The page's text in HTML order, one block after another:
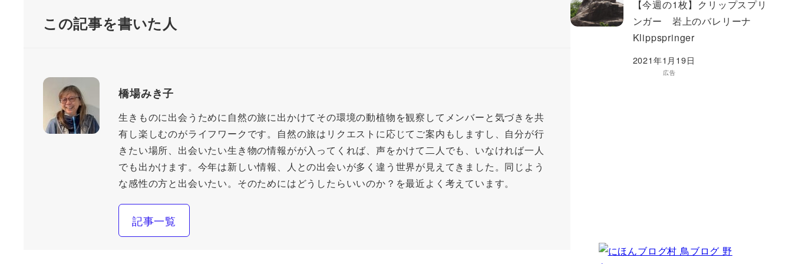
この記事を書いた人
橋場みき子
生きものに出会うために自然の旅に出かけてその環境の動植物を観察してメンバーと気づきを共
有し楽しむのがライフワークです。自然の旅はリクエストに応じてご案内もしますし、自分が行
きたい場所、出会いたい生き物の情報がが入ってくれば、声をかけて二人でも、いなければ一人
でも出かけます。今年は新しい情報、人との出会いが多く違う世界が見えてきました。同じよう
な感性の方と出会いたい。そのためにはどうしたらいいのか？を最近よく考えています。
記事一覧
【今週の1枚】クリップスプリ
ンガー 岩上のバレリーナ
Klippspringer
2021年1月19日
広告